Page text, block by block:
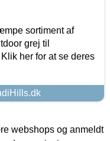
sortiment af
grej til
her for at se deres
webshops og anmeldt